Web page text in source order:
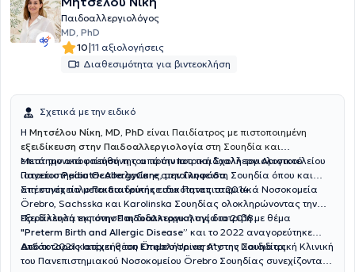
Παιδοαλλεργιολόγος
MD, PhD
10|11 αξιολογήσεις
Διαθεσιμότητα για βιντεοκλήση
Σχετικά με την ειδικό
Η Μητσέλου Νίκη, MD, PhD είναι Παιδίατρος με πιστοποιημένη
εξειδίκευση στην Παιδοαλλεργιολογία στη Σουηδία και
επιστημονικά υπεύθυνη του πρότυπου παιδοαλλεργιολογικού
ιατρείουPediatricAllergyCareστηνΓλυφάδα.
Μετά την αποφοίτησή της από την Ιατρική Σχολή του Αριστοτελείου
Πανεπιστημίου Θεσσαλονίκης, μετοίκησε στη Σουηδία όπου και
απέκτησε τίτλοΠαιδιατρικήςειδικότητας το 2014.
Στη συνέχεια μετεκπαιδεύτηκε στα Πανεπιστημιακά Νοσοκομεία
Örebro, Sachsska και Karolinska Σουηδίας ολοκληρώνοντας την
εξειδίκευσή της στηνΠαιδοαλλεργιολογίατο 2018.
Παράλληλα εκπόνησε τη διδακτορική της διατριβή με θέμα
"Preterm Birth and Allergic Disease” και το 2022 αναγορεύτηκε
ΔιδάκτοραςΙατρικής του Örebro University της Σουηδίας.
Από το 2021 κατέχει θέση Επιμελήτριας Α'στην Παιδιατρική Κλινική
του Πανεπιστημιακού Νοσοκομείου Örebro Σουηδίας συνεχίζοντας